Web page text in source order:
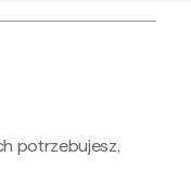
potrzebujesz,